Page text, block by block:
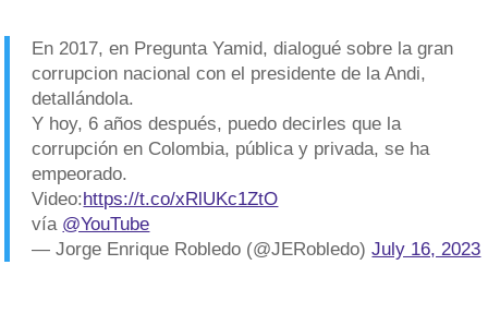
En 2017, en Pregunta Yamid, dialogué sobre la gran
corrupcion nacional con el presidente de la Andi,
detallándola.
Y hoy, 6 años después, puedo decirles que la
corrupción en Colombia, pública y privada, se ha
empeorado.
Video:https://t.co/xRlUKc1ZtO
vía @YouTube
— Jorge Enrique Robledo (@JERobledo)July 16, 2023